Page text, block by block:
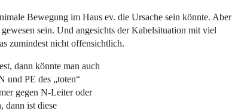
Bewegung im Haus ev. die Ursache sein könnte. Aber
sein. Und angesichts der Kabelsituation mit viel
zumindest nicht offensichtlich.
dann könnte man auch
und PE des „toten“
gegen N-Leiter oder
dann ist diese